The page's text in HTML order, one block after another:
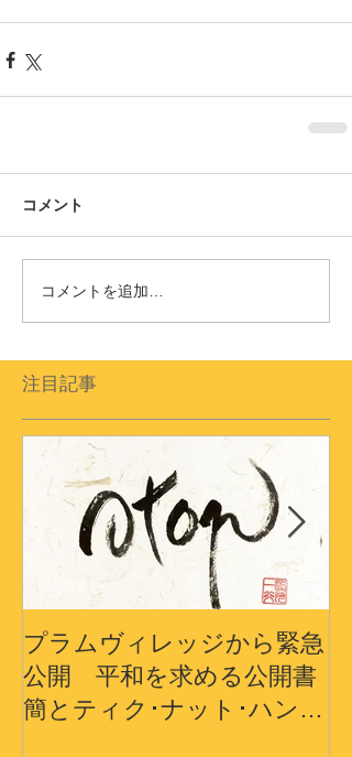
コメント
コメントを追加…
注目記事
プラムヴィレッジから緊急
公開 平和を求める公開書
簡とティク･ナット･ハン師